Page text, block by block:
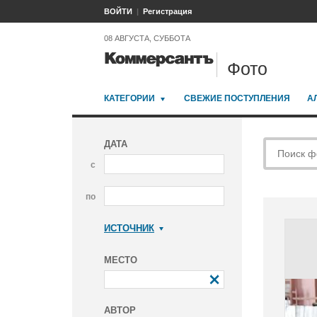
ВОЙТИ Регистрация
08 АВГУСТА, СУББОТА
Фото
КАТЕГОРИИ СВЕЖИЕ ПОСТУПЛЕНИЯ
ДАТА
с
по
ИСТОЧНИК
МЕСТО
АВТОР